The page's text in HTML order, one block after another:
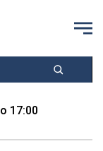
17:00